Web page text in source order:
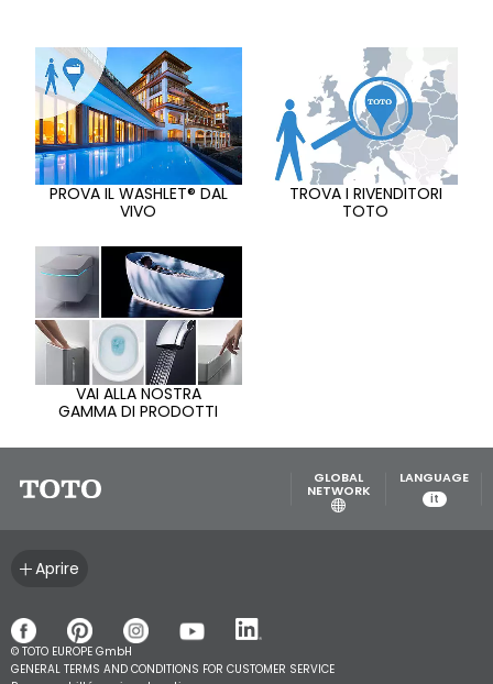
PROVA IL WASHLET® DAL
VIVO
TROVA I RIVENDITORI
TOTO
VAI ALLA NOSTRA
GAMMA DI PRODOTTI
GLOBAL
NETWORK
LANGUAGE
it
Aprire
© TOTO EUROPE GmbH
GENERAL TERMS AND CONDITIONS FOR CUSTOMER SERVICE